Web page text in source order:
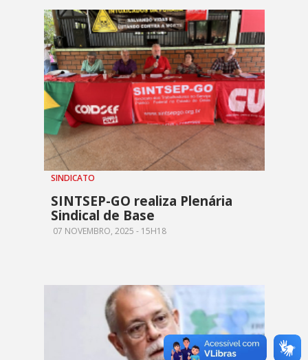
SINDICATO
SINTSEP-GO realiza Plenária
Sindical de Base
07 NOVEMBRO, 2025 - 15H18